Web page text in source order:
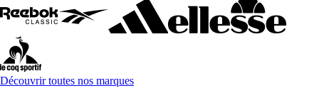
Découvrir toutes nos marques